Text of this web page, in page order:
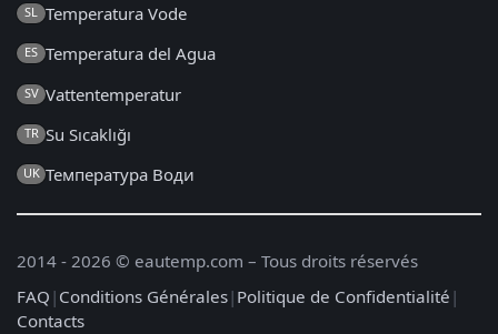
SL Temperatura Vode
ES Temperatura del Agua
SV Vattentemperatur
TR Su Sıcaklığı
UK Температура Води
2014 - 2026 © eautemp.com – Tous droits réservés
FAQ | Conditions Générales| Politique de Confidentialité |
Contacts